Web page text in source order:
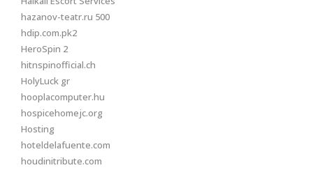
hazanov-teatr.ru 500
hdip.com.pk2
HeroSpin 2
hitnspinofficial.ch
HolyLuck gr
hooplacomputer.hu
hospicehomejc.org
Hosting
hoteldelafuente.com
houdinitribute.com